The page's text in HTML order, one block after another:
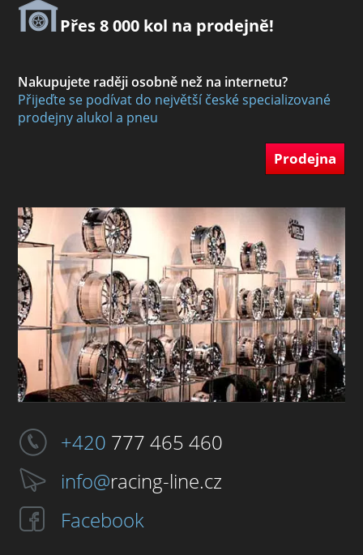
Přes 8 000 kol na prodejně!
Nakupujete raději osobně než na internetu?
Přijeďte se podívat do největší české specializované
prodejny alukol a pneu
Prodejna
+420 777 465 460
info@racing-line.cz
Facebook